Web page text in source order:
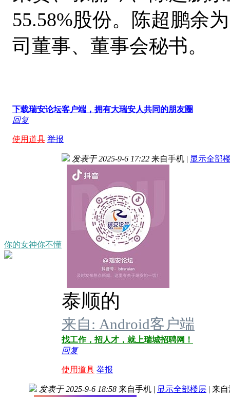
55.58%股份。陈超鹏余
司董事、董事会秘书。
下载瑞安论坛客户端，拥有大瑞安人共同的朋友圈
回复
使用道具 举报
你的女神你不懂
发表于 2025-9-6 17:22 来自手机 | 显示全部
泰顺的
来自: Android客户端
找工作，招人才，就上瑞城招聘网！
回复
使用道具 举报
发表于 2025-9-6 18:58 来自手机 | 显示全部楼层 | 来